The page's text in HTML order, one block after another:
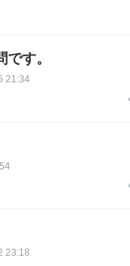
す。
21:34
23:18